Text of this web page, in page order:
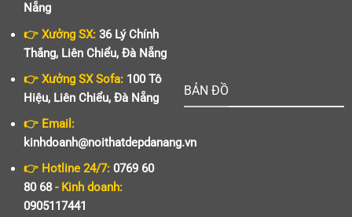
Nẵng
👉 Xưởng SX:36 Lý Chính
Thắng, Liên Chiểu, Đà Nẵng
👉 Xưởng SX Sofa:100 Tô
Hiệu, Liên Chiểu, Đà Nẵng
👉 Email:
kinhdoanh@noithatdepdanang.vn
👉 Hotline 24/7:0769 60
80 68- Kinh doanh:
0905117441
BẢN ĐỒ